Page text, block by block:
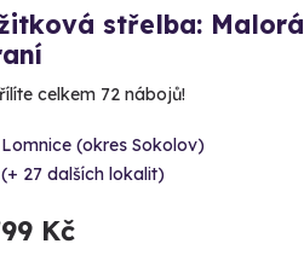
střelba:
celkem 72 nábojů!
Lomnice (okres Sokolov)
(+ 27 dalších lokalit)
Kč